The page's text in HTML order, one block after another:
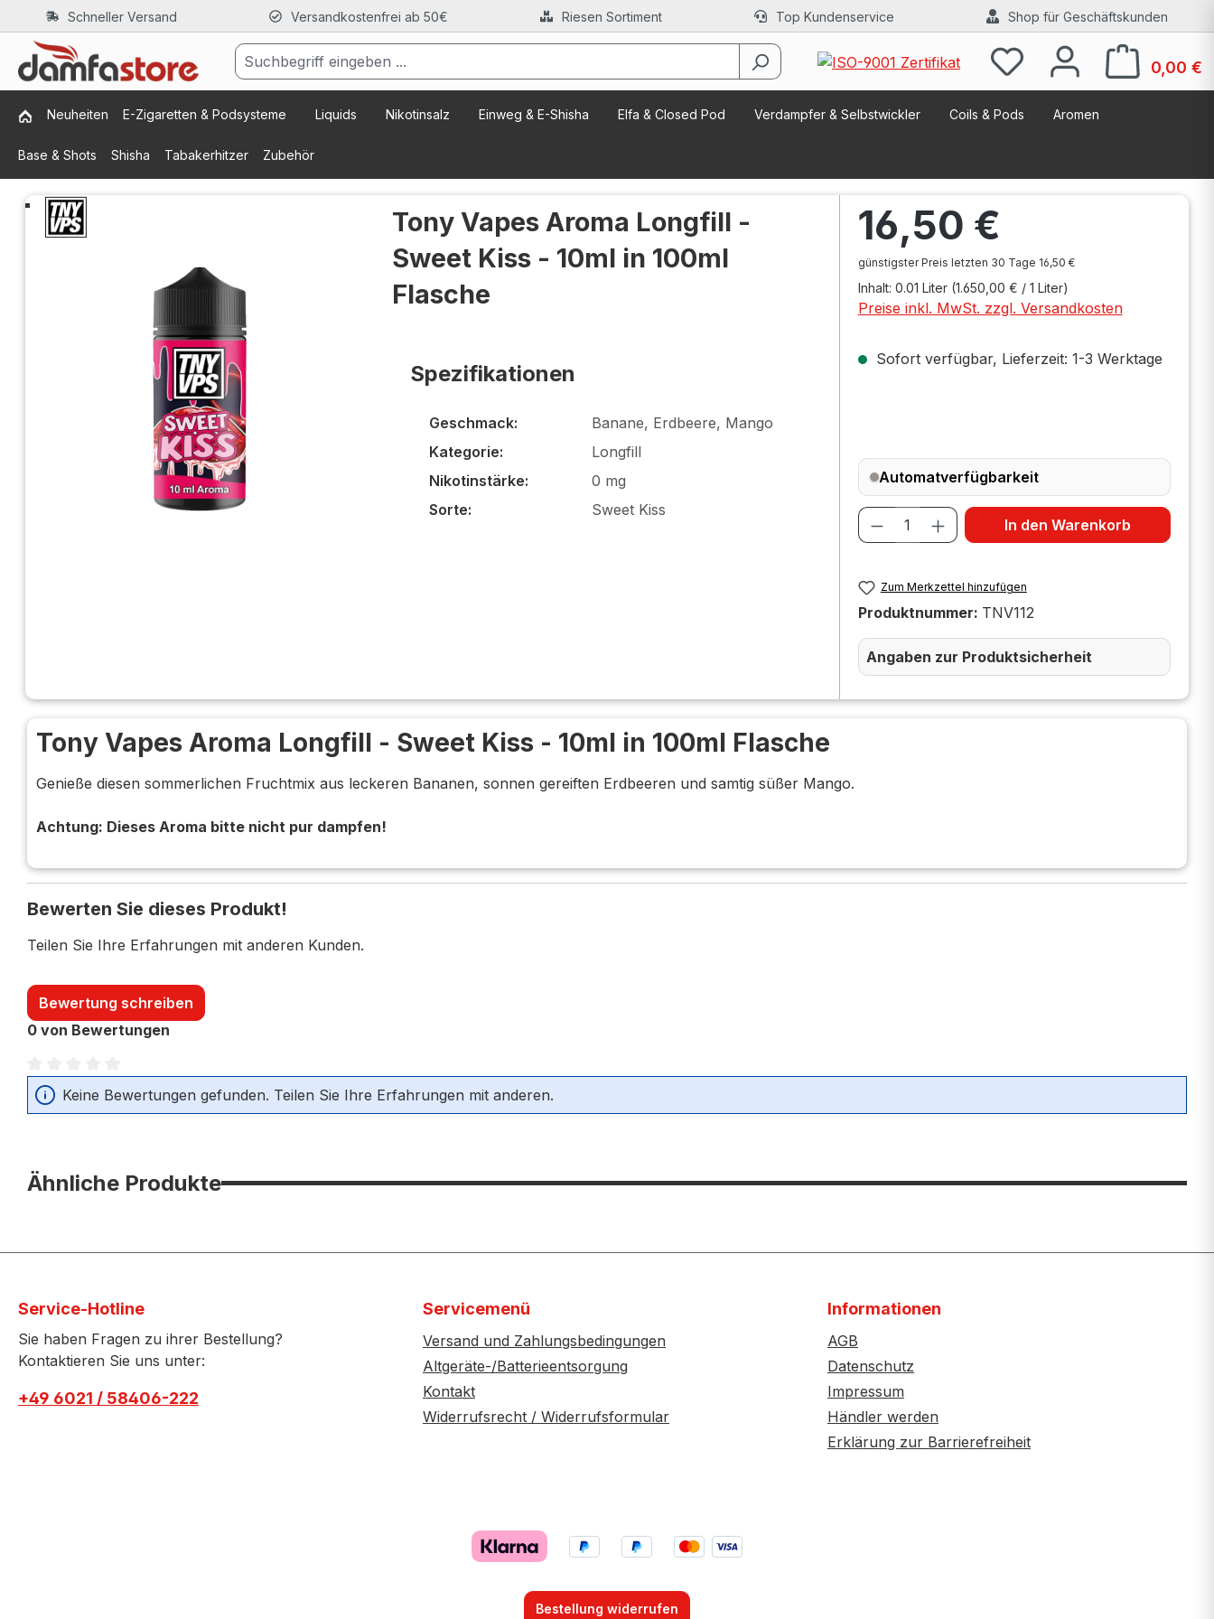
Hauptinhalt springen
Zur Suche springen
Zur Hauptnavigation springen
Schneller Versand Versandkostenfrei ab 50€ Riesen Sortiment Top Kundenservice Shop für Geschäftskunden
0,00 €
Neuheiten E-Zigaretten & Podsysteme Liquids Nikotinsalz Einweg & E-Shisha Elfa & Closed Pod Verdampfer & Selbstwickler Coils & Pods Aromen
Base & Shots Shisha Tabakerhitzer Zubehör
Bildergalerie überspringen
Tony Vapes Aroma Longfill -
Sweet Kiss - 10ml in 100ml
Flasche
Spezifikationen
Geschmack:
Banane, Erdbeere, Mango
Kategorie:
Longfill
Nikotinstärke:
0 mg
Sorte:
Sweet Kiss
16,50 €
günstigster Preis letzten 30 Tage 16,50 €
Inhalt: 0.01 Liter (1.650,00 € / 1 Liter)
Preise inkl. MwSt. zzgl. Versandkosten
Sofort verfügbar, Lieferzeit: 1-3 Werktage
Automatverfügbarkeit
Produkt Anzahl: Gib den
In den Warenkorb
Zum Merkzettel hinzufügen
Produktnummer: TNV112
Angaben zur Produktsicherheit
Tony Vapes Aroma Longfill - Sweet Kiss - 10ml in 100ml Flasche
Genieße diesen sommerlichen Fruchtmix aus leckeren Bananen, sonnen gereiften Erdbeeren und samtig süßer Mango.
Achtung: Dieses Aroma bitte nicht pur dampfen!
Bewerten Sie dieses Produkt!
Teilen Sie Ihre Erfahrungen mit anderen Kunden.
Bewertung schreiben
0 von Bewertungen
Durchschnittliche Bewertung von 0 von 5 Sternen
Keine Bewertungen gefunden. Teilen Sie Ihre Erfahrungen mit anderen.
Ähnliche Produkte
Service-Hotline
Sie haben Fragen zu ihrer Bestellung?
Kontaktieren Sie uns unter:
+49 6021 / 58406-222
Servicemenü
Versand und Zahlungsbedingungen
Altgeräte-/Batterieentsorgung
Kontakt
Widerrufsrecht / Widerrufsformular
Informationen
AGB
Datenschutz
Impressum
Händler werden
Erklärung zur Barrierefreiheit
Bestellung widerrufen